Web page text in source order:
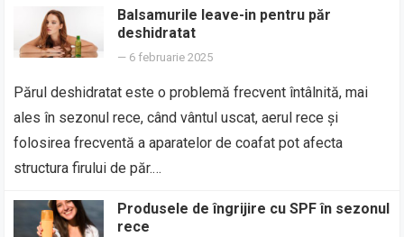
Balsamurile leave-in pentru păr
deshidratat
— 6 februarie 2025
Părul deshidratat este o problemă frecvent întâlnită, mai
ales în sezonul rece, când vântul uscat, aerul rece și
folosirea frecventă a aparatelor de coafat pot afecta
structura firului de păr.…
Produsele de îngrijire cu SPF în sezonul
rece